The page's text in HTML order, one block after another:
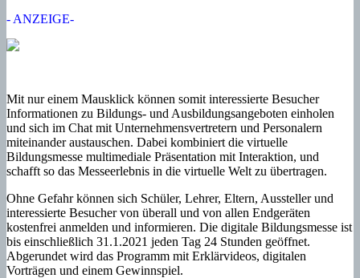
- ANZEIGE-
Mit nur einem Mausklick können somit interessierte Besucher
Informationen zu Bildungs- und Ausbildungsangeboten einholen
und sich im Chat mit Unternehmensvertretern und Personalern
miteinander austauschen. Dabei kombiniert die virtuelle
Bildungsmesse multimediale Präsentation mit Interaktion, und
schafft so das Messeerlebnis in die virtuelle Welt zu übertragen.
Ohne Gefahr können sich Schüler, Lehrer, Eltern, Aussteller und
interessierte Besucher von überall und von allen Endgeräten
kostenfrei anmelden und informieren. Die digitale Bildungsmesse ist
bis einschließlich 31.1.2021 jeden Tag 24 Stunden geöffnet.
Abgerundet wird das Programm mit Erklärvideos, digitalen
Vorträgen und einem Gewinnspiel.